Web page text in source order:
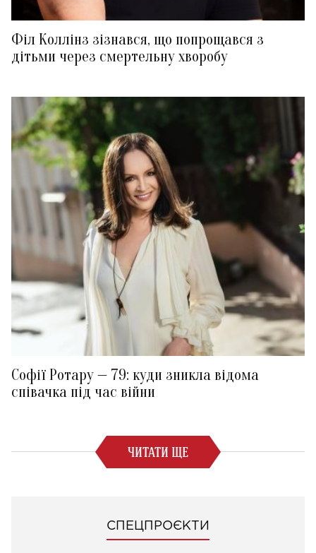
Філ Коллінз зізнався, що попрощався з
дітьми через смертельну хворобу
Софії Ротару — 79: куди зникла відома
співачка під час війни
ЧИТАТИ ЩЕ
СПЕЦПРОЄКТИ